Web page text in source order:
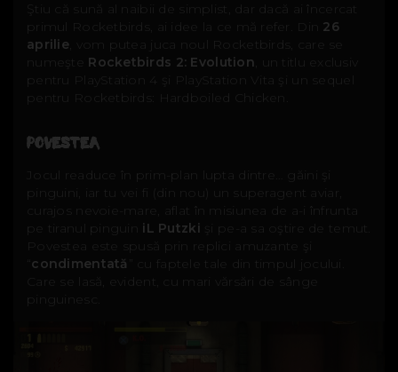
Ştiu că sună al naibii de simplist, dar dacă ai încercat
primul Rocketbirds, ai idee la ce mă refer. Din 26
aprilie , vom putea juca noul Rocketbirds, care se
numeşte Rocketbirds 2: Evolution , un titlu exclusiv
pentru PlayStation 4 şi PlayStation Vita şi un sequel
pentru Rocketbirds: Hardboiled Chicken.
POVESTEA
Jocul readuce în prim-plan lupta dintre… găini şi
pinguini, iar tu vei fi (din nou) un superagent aviar,
curajos nevoie-mare, aflat în misiunea de a-i înfrunta
pe tiranul pinguin
iL Putzki şi pe-a sa oştire de temut.
Povestea este spusă prin replici amuzante şi
condimentată
” cu faptele tale din timpul jocului.
Care se lasă, evident, cu mari vărsări de sânge
pinguinesc.